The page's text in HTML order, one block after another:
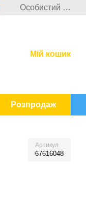
Особистий кабінет
Мій кошик
Розпродаж
Артикул
67616048